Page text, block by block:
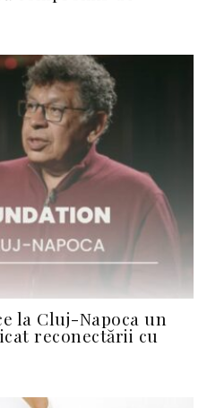
la Cluj-Napoca un
reconectării cu